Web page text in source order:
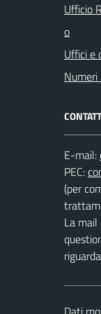
Ufficio
o
Uffici e
E-mail:
PEC:
(per
La mail